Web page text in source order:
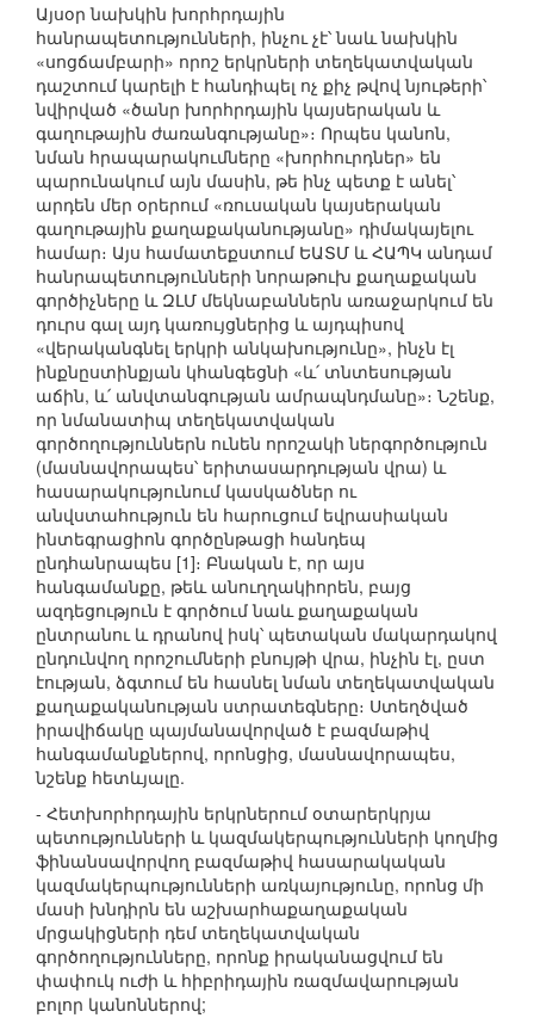
Այսօր նախկին խորհրդային
հանրապետությունների, ինչու չէ՝ նաև նախկին
«սոցճամբարի» որոշ երկրների տեղեկատվական
դաշտում կարելի է հանդիպել ոչ քիչ թվով նյութերի՝
նվիրված «ծանր խորհրդային կայսերական և
գաղութային ժառանգությանը»։ Որպես կանոն,
նման հրապարակումները «խորհուրդներ» են
պարունակում այն մասին, թե ինչ պետք է անել՝
արդեն մեր օրերում «ռուսական կայսերական
գաղութային քաղաքականությանը» դիմակայելու
համար։ Այս համատեքստում ԵԱՏՄ և ՀԱՊԿ անդամ
հանրապետությունների նորաթուխ քաղաքական
գործիչները և ԶԼՄ մեկնաբաններն առաջարկում են
դուրս գալ այդ կառույցներից և այդպիսով
«վերականգնել երկրի անկախությունը», ինչն էլ
ինքնըստինքյան կհանգեցնի «և՛ տնտեսության
աճին, և՛ անվտանգության ամրապնդմանը»։ Նշենք,
որ նմանատիպ տեղեկատվական
գործողություններն ունեն որոշակի ներգործություն
(մասնավորապես՝ երիտասարդության վրա) և
հասարակությունում կասկածներ ու
անվստահություն են հարուցում եվրասիական
ինտեգրացիոն գործընթացի հանդեպ
ընդհանրապես [1]։ Բնական է, որ այս
հանգամանքը, թեև անուղղակիորեն, բայց
ազդեցություն է գործում նաև քաղաքական
ընտրանու և դրանով իսկ՝ պետական մակարդակով
ընդունվող որոշումների բնույթի վրա, ինչին էլ, ըստ
էության, ձգտում են հասնել նման տեղեկատվական
քաղաքականության ստրատեգները։ Ստեղծված
իրավիճակը պայմանավորված է բազմաթիվ
հանգամանքներով, որոնցից, մասնավորապես,
նշենք հետևյալը.
- Հետխորհրդային երկրներում օտարերկրյա
պետությունների և կազմակերպությունների կողմից
ֆինանսավորվող բազմաթիվ հասարակական
կազմակերպությունների առկայությունը, որոնց մի
մասի խնդիրն են աշխարհաքաղաքական
մրցակիցների դեմ տեղեկատվական
գործողությունները, որոնք իրականացվում են
փափուկ ուժի և հիբրիդային ռազմավարության
բոլոր կանոններով;